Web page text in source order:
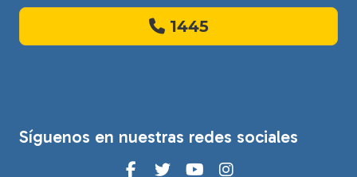
1445
Síguenos en nuestras redes sociales